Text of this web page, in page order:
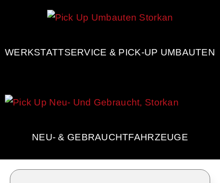
WERKSTATTSERVICE & PICK-UP UMBAUTEN
NEU- & GEBRAUCHTFAHRZEUGE